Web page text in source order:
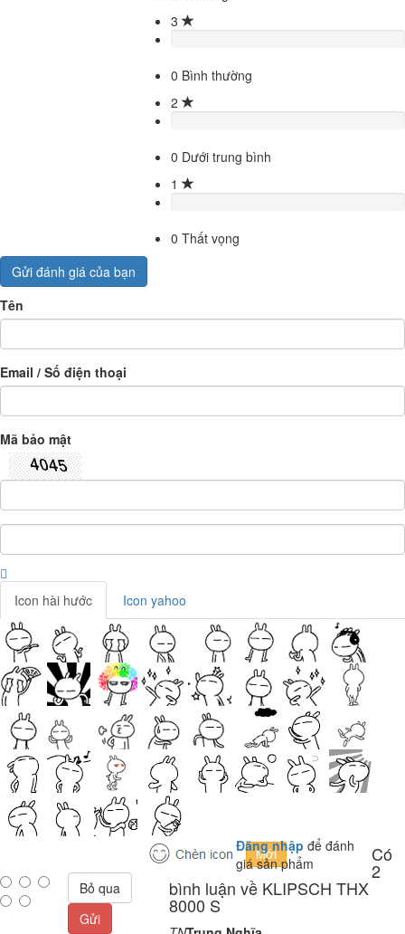
3
0 Bình thường
2
0 Dưới trung bình
1
0 Thất vọng
Gửi đánh giá của bạn
Tên
Email / Số điện thoại
Mã bảo mật
Icon hài hước Icon yahoo
Đăng nhập để đánh
giá sản phẩm
Bỏ qua
Gửi
Có
2
bình luận về KLIPSCH THX
8000 S